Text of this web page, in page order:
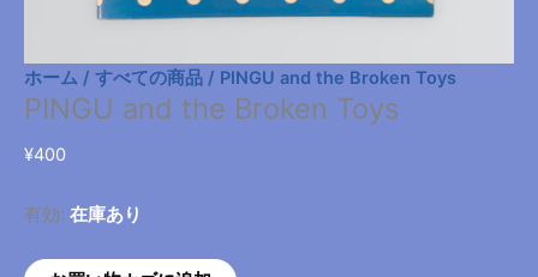
ホーム / すべての商品 / PINGU and the Broken Toys
PINGU and the Broken Toys
¥400
有効: 在庫あり
PINGU